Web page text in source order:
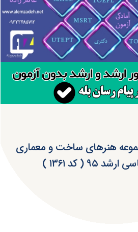
هنرهای ساخت و معماری
۹۵ ( کد ۱۳۶۱ )